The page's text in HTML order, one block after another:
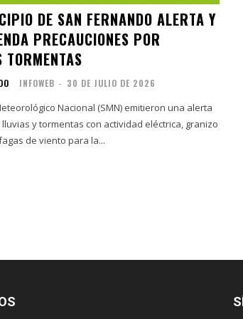
DE SAN FERNANDO ALERTA Y
PRECAUCIONES POR
TORMENTAS
INFOWEB - 30 DE JULIO DE 2026
Nacional (SMN) emitieron una alerta
y tormentas con actividad eléctrica, granizo
de viento para la...